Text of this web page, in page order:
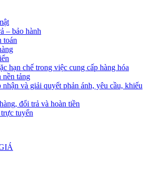
– bảo hành
toán
hạn chế trong việc cung cấp hàng hóa
nền tảng
và giải quyết phản ánh, yêu cầu, khiếu
đổi trả và hoàn tiền
tuyến